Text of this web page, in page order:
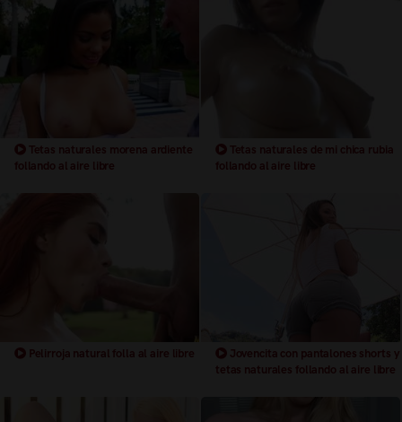
Tetas naturales morena ardiente
follando al aire libre
Tetas naturales de mi chica rubia
follando al aire libre
Pelirroja natural folla al aire libre
Jovencita con pantalones shorts y
tetas naturales follando al aire libre